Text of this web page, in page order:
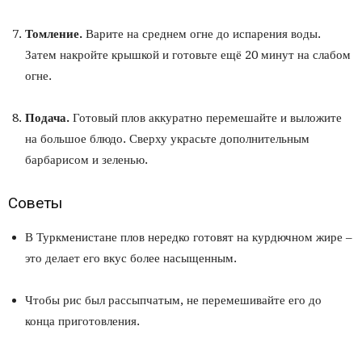
Томление. Варите на среднем огне до испарения воды.
Затем накройте крышкой и готовьте ещё 20 минут на слабом
огне.
Подача. Готовый плов аккуратно перемешайте и выложите
на большое блюдо. Сверху украсьте дополнительным
барбарисом и зеленью.
Советы
В Туркменистане плов нередко готовят на курдючном жире –
это делает его вкус более насыщенным.
Чтобы рис был рассыпчатым, не перемешивайте его до
конца приготовления.